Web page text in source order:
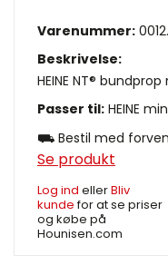
Varenummer:
Beskrivelse:
HEINE NT®
Passer til: HEINE
⛟ Bestil med
Se produkt
Log ind ellerBliv
kundefor at se priser
og købe på
Hounisen.com